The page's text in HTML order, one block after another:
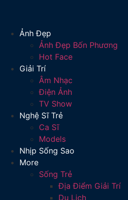
Ảnh Đẹp
Ảnh Đẹp Bốn Phương
Hot Face
Giải Trí
Âm Nhạc
Điện Ảnh
TV Show
Nghệ Sĩ Trẻ
Ca Sĩ
Models
Nhịp Sống Sao
More
Sống Trẻ
Địa Điểm Giải Trí
Du Lịch